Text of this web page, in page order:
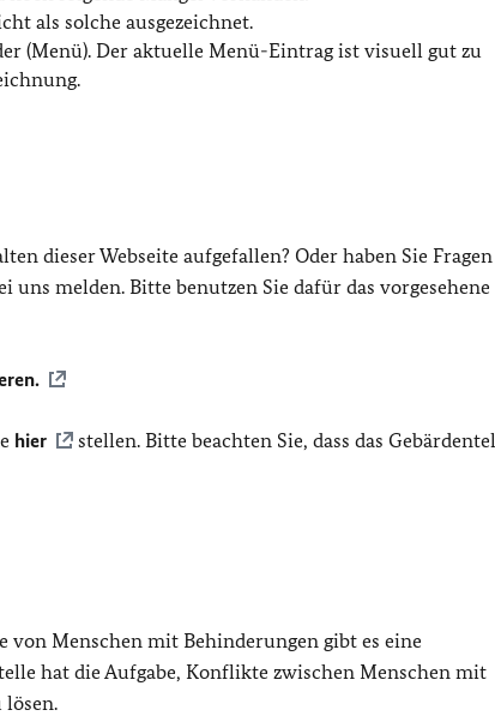
als solche ausgezeichnet.
(Menü). Der aktuelle Menü-Eintrag ist visuell gut zu
dieser Webseite aufgefallen? Oder haben Sie
melden. Bitte benutzen Sie dafür das vorgesehene
hier
stellen. Bitte beachten Sie, dass das
von Menschen mit Behinderungen gibt es eine
hat die Aufgabe, Konflikte zwischen Menschen mit
lösen.